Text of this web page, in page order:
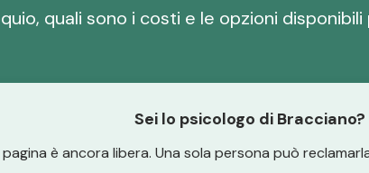
quali sono i costi e le opzioni
Sei lo psicologo di Bracciano?
è ancora libera. Una sola persona può